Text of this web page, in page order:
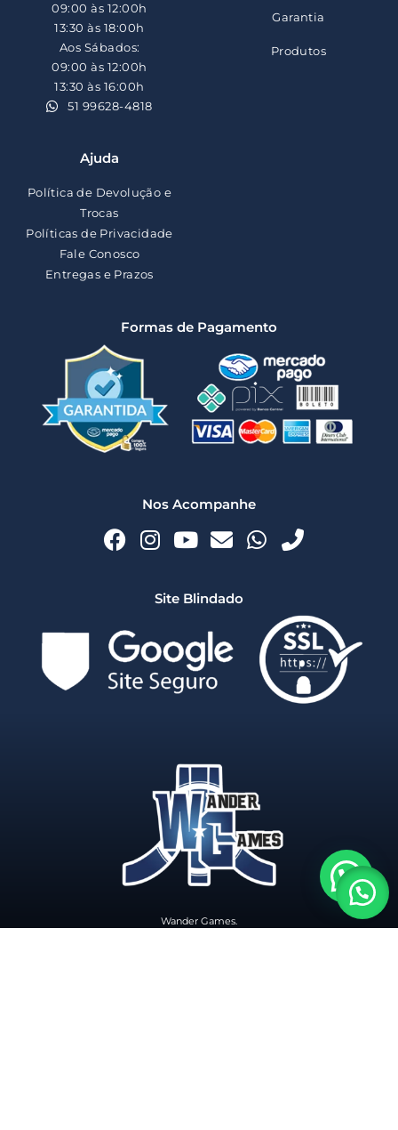
09:00 às 12:00h
13:30 às 18:00h
Aos Sábados:
09:00 às 12:00h
13:30 às 16:00h
51 99628-4818
Garantia
Produtos
Ajuda
Política de Devolução e
Trocas
Políticas de Privacidade
Fale Conosco
Entregas e Prazos
Formas de Pagamento
Nos Acompanhe
Site Blindado
Wander Games.